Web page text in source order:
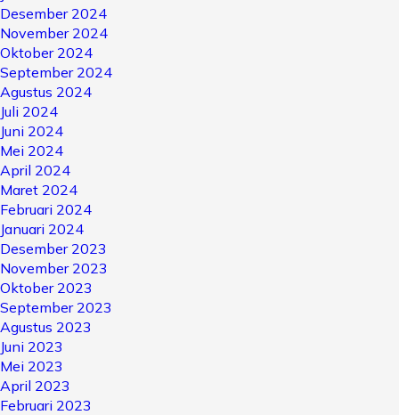
Desember 2024
November 2024
Oktober 2024
September 2024
Agustus 2024
Juli 2024
Juni 2024
Mei 2024
April 2024
Maret 2024
Februari 2024
Januari 2024
Desember 2023
November 2023
Oktober 2023
September 2023
Agustus 2023
Juni 2023
Mei 2023
April 2023
Februari 2023